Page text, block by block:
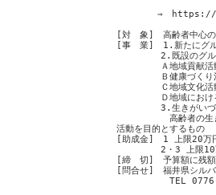
⇒ https://
[対 象] 高齢者中心の
[事 業] 1.新たにグル
2.既設のグループ
Ａ地域貢献活
Ｂ健康づくり
Ｃ地域文化活
Ｄ地域における
3.生きがいづくり
高齢者の生きがい
活動を目的とする
[助成金] 1 上限20万
2・3 上限10
[締 切] 予算額に残額
[問合せ] 福井県シルバ
TEL 0776-